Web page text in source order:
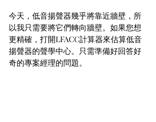
今天，低音揚聲器幾乎將靠近牆壁，所
以我只需要將它們轉向牆壁。如果您想
更精確，打開LFACC計算器來估算低音
揚聲器的聲學中心。只需準備好回答好
奇的專案經理的問題。